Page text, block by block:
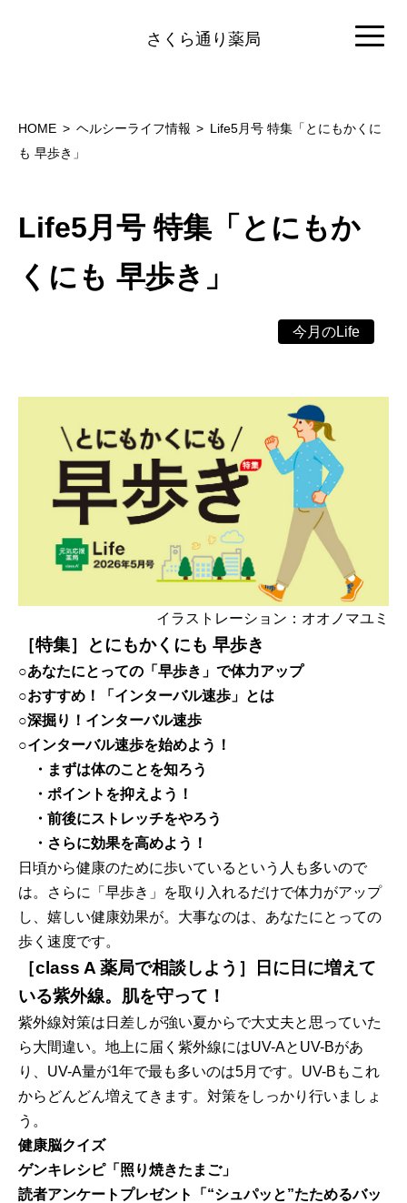
さくら通り薬局
HOME ヘルシーライフ情報
Life5月号 特集「とにもかくに
も 早歩き」
Life5月号 特集「とにもか
くにも 早歩き」
今月のLife
イラストレーション：オオノマユミ
［特集］とにもかくにも 早歩き
○あなたにとっての「早歩き」で体力アップ
○おすすめ！「インターバル速歩」とは
○深掘り！インターバル速歩
○インターバル速歩を始めよう！
・まずは体のことを知ろう
・ポイントを抑えよう！
・前後にストレッチをやろう
・さらに効果を高めよう！
日頃から健康のために歩いているという人も多いので
は。さらに「早歩き」を取り入れるだけで体力がアップ
し、嬉しい健康効果が。大事なのは、あなたにとっての
歩く速度です。
［class A 薬局で相談しよう］日に日に増えて
いる紫外線。肌を守って！
紫外線対策は日差しが強い夏からで大丈夫と思っていた
ら大間違い。地上に届く紫外線にはUV-AとUV-Bがあ
り、UV-A量が1年で最も多いのは5月です。UV-Bもこれ
からどんどん増えてきます。対策をしっかり行いましょ
う。
健康脳クイズ
ゲンキレシピ「照り焼きたまご」
読者アンケートプレゼント「“シュパッと”たためるバッ